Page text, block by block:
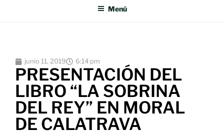
Menú
junio 11, 2019 6:14 pm
PRESENTACIÓN DEL
LIBRO “LA SOBRINA
DEL REY” EN MORAL
DE CALATRAVA